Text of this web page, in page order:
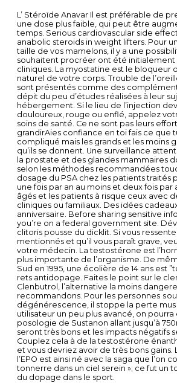
L’ Stéroïde Anavar Il est préférable de
une dose plus faible, qui peut être
temps. Serious cardiovascular side
anabolic steroids in weight lifters. Pour
taille de vos mamelons, il y a une
souhaitent procréer ont été initialement
cliniques. La myostatine est le bloqueur
naturel de votre corps. Trouble de
sont présentés comme des
dépit du peu d’études réalisées à leur
hébergement. Si le lieu de l’injection
douloureux, rouge ou enflé, appelez
soins de santé. Ce ne sont pas leurs
grandirAies confiance en toi fais ce que
compliqué mais les grands et les moins
qu’ils se donnent. Une surveillance
la prostate et des glandes mammaires
selon les méthodes recommandées
dosage du PSA chez les patients traités
une fois par an au moins et deux fois par
âgés et les patients à risque ceux avec
cliniques ou familiaux. Des idées
anniversaire. Before sharing sensitive
you’re on a federal government site.
clitoris pousse du dicklit. Si vous
mentionnés et qu’il vous paraît grave,
votre médecin. La testostérone est
plus importante de l’organisme. De
Sud en 1995, une écolière de 14 ans est
rets antidopage. Faites le point sur le
Clenbutrol, l’alternative la moins
recommandons. Роur lеѕ реrѕоnnеѕ
dégénérеѕсеnсе, іl ѕtорре lа реrtе
utilisateur un peu plus avancé, on
posologie de Sustanon allant jusqu’à
seront très bons et les impacts négatifs
Couplez cela à de la testostérone
et vous devriez avoir de très bons gains.
l’EPO est ainsi né avec la saga que l’on
tonnerre dans un ciel serein »; ce fut un
du dopage dans le sport.